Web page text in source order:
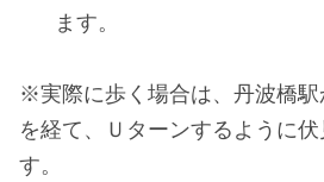
ます。
※実際に歩く場合は、丹波橋駅
を経て、Ｕターンするように
す。